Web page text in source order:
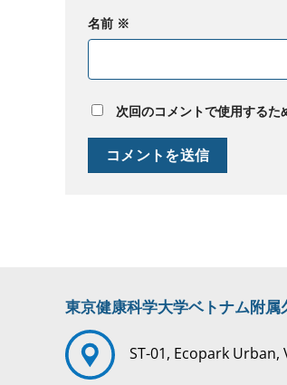
名前 ※
次回のコメントで使用するた
東京健康科学大学ベトナム附属
ST-01, Ecopark